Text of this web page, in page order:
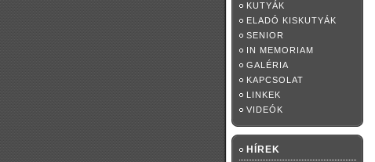
KUTYÁK
ELADÓ KISKUTYÁK
SENIOR
IN MEMORIAM
GALÉRIA
KAPCSOLAT
LINKEK
VIDEÓK
HÍREK